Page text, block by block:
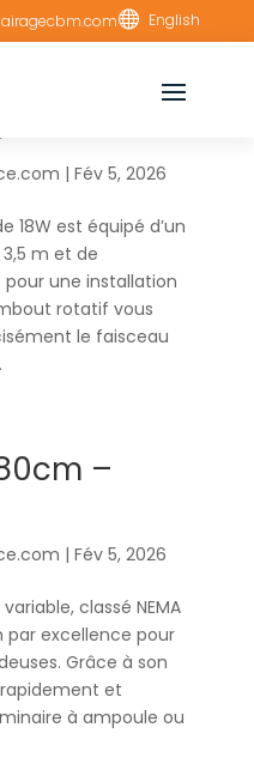
 English
–
| Fév 5, 2026
18W est équipé d’un
m et de
une installation
rotatif vous
le faisceau
–
| Fév 5, 2026
classé NEMA
par excellence pour
Grâce à son
rapidement et
à ampoule ou